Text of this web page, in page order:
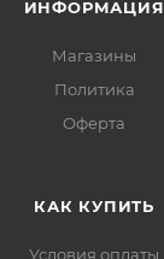
ИНФОРМАЦИЯ
Магазины
Политика
Офертa
КАК КУПИТЬ
Условия оплаты